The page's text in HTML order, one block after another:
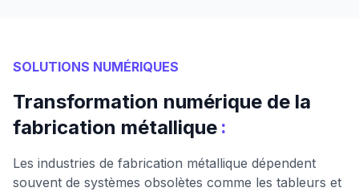
SOLUTIONS NUMÉRIQUES
Transformation numérique de la
fabrication métallique :
Les industries de fabrication métallique dépendent
souvent de systèmes obsolètes comme les tableurs et